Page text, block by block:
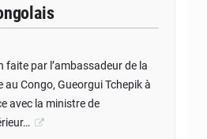
faite par l’ambassadeur de la
au Congo, Gueorgui Tchepik à
avec la ministre de